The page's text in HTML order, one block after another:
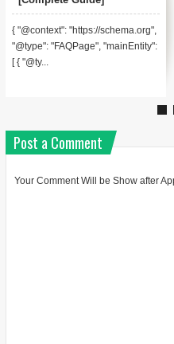
{ "@context": "https://schema.org",
"@type": "FAQPage", "mainEntity":
[ { "@ty...
Post a Comment
Your Comment Will be Show after